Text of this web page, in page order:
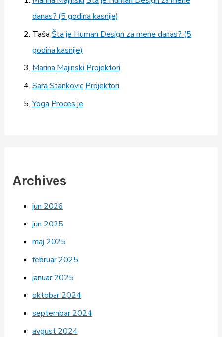
danas? (5 godina kasnije)
Taša Šta je Human Design za mene danas? (5
godina kasnije)
Marina Majinski Projektori
Sara Stankovic Projektori
Yoga Proces je
Archives
jun 2026
jun 2025
maj 2025
februar 2025
januar 2025
oktobar 2024
septembar 2024
avgust 2024